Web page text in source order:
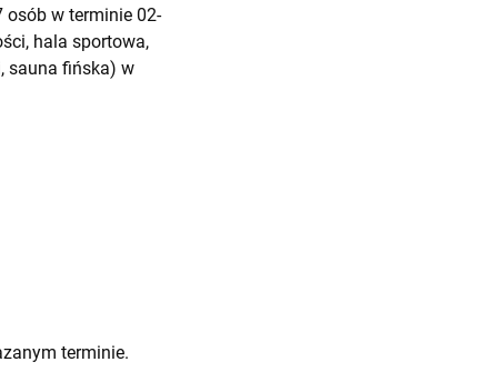
osób w terminie 02-
hala sportowa,
sauna fińska) w
terminie.